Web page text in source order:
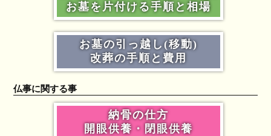
お墓を片付ける手順と相場
お墓の引っ越し(移動)
改葬の手順と費用
仏事に関する事
納骨の仕方
開眼供養・閉眼供養